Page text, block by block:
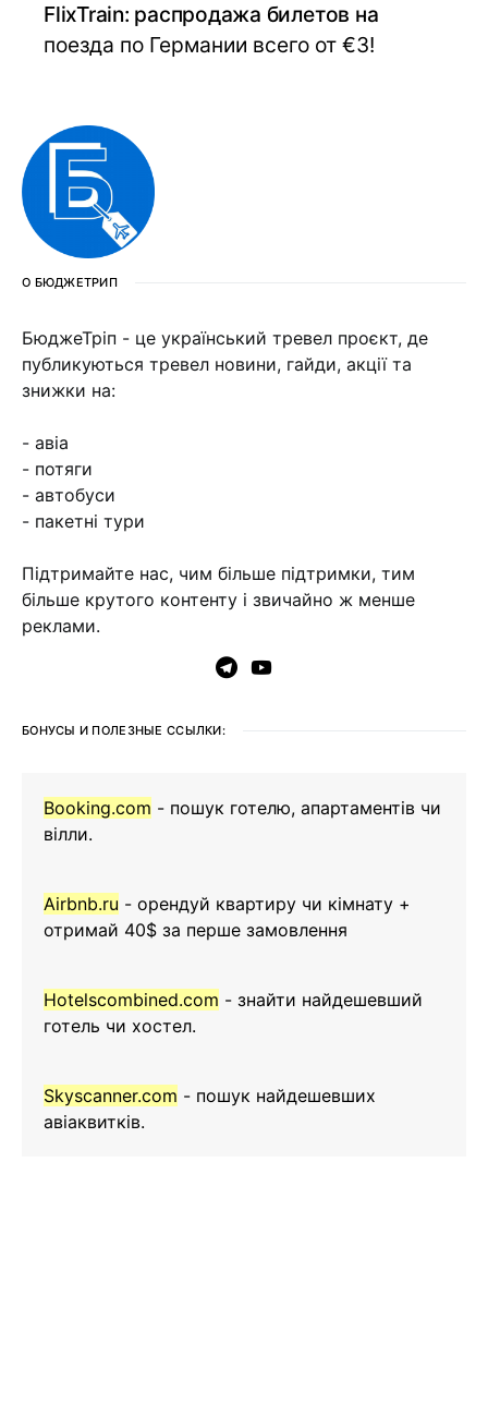
FlixTrain: распродажа билетов на
поезда по Германии всего от €3!
О БЮДЖЕТРИП
БюджеТріп - це український тревел проєкт, де
публикуються тревел новини, гайди, акції та
знижки на:
- авіа
- потяги
- автобуси
- пакетні тури
Підтримайте нас, чим більше підтримки, тим
більше крутого контенту і звичайно ж менше
реклами.
БОНУСЫ И ПОЛЕЗНЫЕ ССЫЛКИ:
Booking.com - пошук готелю, апартаментів чи
вілли.
Airbnb.ru - орендуй квартиру чи кімнату +
отримай 40$ за перше замовлення
Hotelscombined.com - знайти найдешевший
готель чи хостел.
Skyscanner.com - пошук найдешевших
авіаквитків.